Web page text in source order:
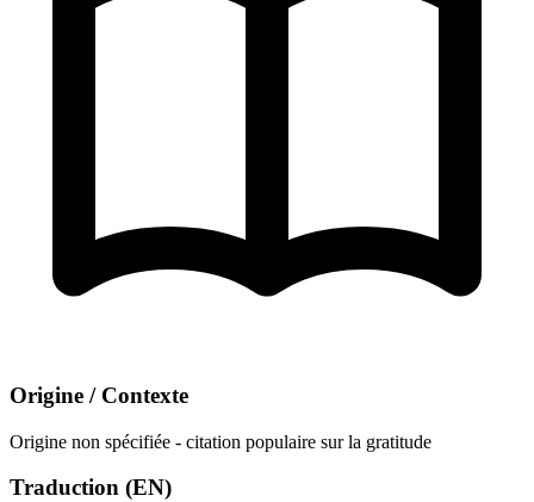
Origine / Contexte
Origine non spécifiée - citation populaire sur la gratitude
Traduction (EN)